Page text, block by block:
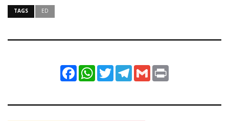
TAGS ED
FacebookWhatsApp
TwitterTelegram
Gmail